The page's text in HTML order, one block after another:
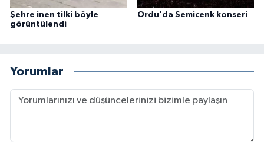
Şehre inen tilki böyle
görüntülendi
Ordu'da Semicenk konseri
Yorumlar